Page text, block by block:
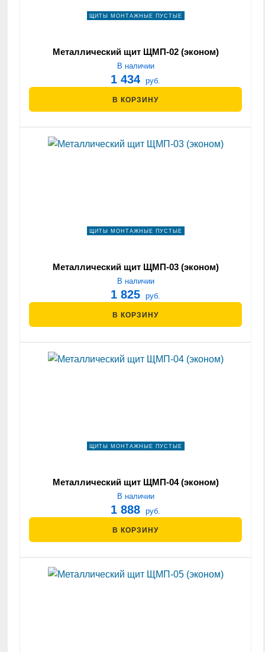
ЩИТЫ МОНТАЖНЫЕ ПУСТЫЕ
Металлический щит ЩМП-02 (эконом)
В наличии
1 434 руб.
В КОРЗИНУ
ЩИТЫ МОНТАЖНЫЕ ПУСТЫЕ
Металлический щит ЩМП-03 (эконом)
В наличии
1 825 руб.
В КОРЗИНУ
ЩИТЫ МОНТАЖНЫЕ ПУСТЫЕ
Металлический щит ЩМП-04 (эконом)
В наличии
1 888 руб.
В КОРЗИНУ